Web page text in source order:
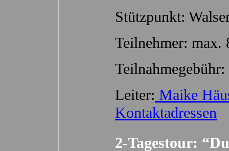
Stützpunkt:
Teilnehmer: max.
Leiter: Maike
Kontaktadressen
2-Tagestour: